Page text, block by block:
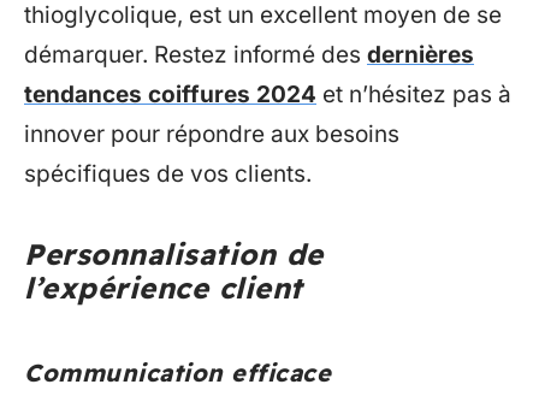
thioglycolique, est un excellent moyen de se
démarquer. Restez informé des dernières
tendances coiffures 2024 et n’hésitez pas à
innover pour répondre aux besoins
spécifiques de vos clients.
Personnalisation de
l’expérience client
Communication efficace